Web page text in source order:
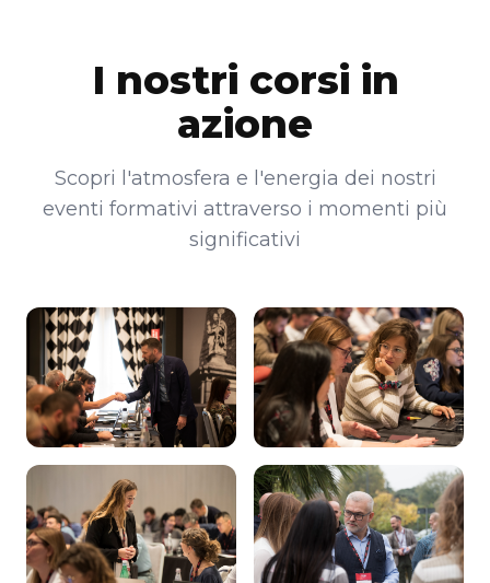
I nostri corsi in
azione
Scopri l'atmosfera e l'energia dei nostri
eventi formativi attraverso i momenti più
significativi